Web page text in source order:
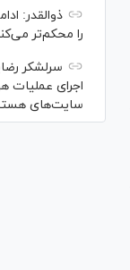
ذوالقدر:
را محکم‌تر
سرلشکر
اجرای عملیات
سایت‌های